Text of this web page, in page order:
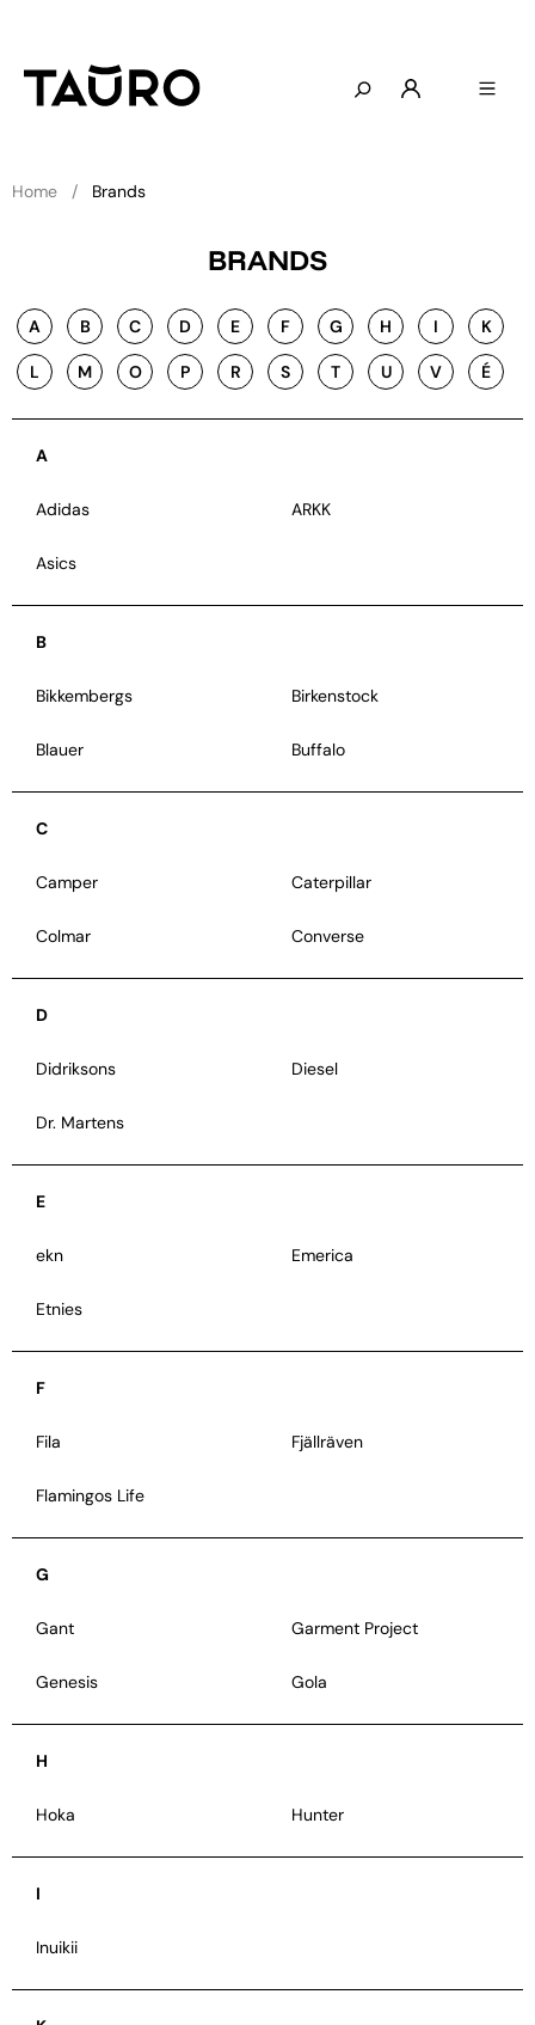
Home Brands
BRANDS
A B C D E F G H I K
L M O P R S T U V É
A
Adidas ARKK
Asics
B
Bikkembergs Birkenstock
Blauer Buffalo
C
Camper Caterpillar
Colmar Converse
D
Didriksons Diesel
Dr. Martens
E
ekn Emerica
Etnies
F
Fila Fjällräven
Flamingos Life
G
Gant Garment Project
Genesis Gola
H
Hoka Hunter
I
Inuikii